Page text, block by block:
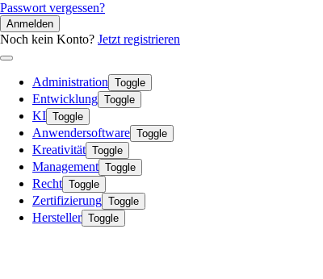
Passwort vergessen?
Anmelden
Noch kein Konto? Jetzt registrieren
Administration Toggle
Entwicklung Toggle
KI Toggle
Anwendersoftware Toggle
Kreativität Toggle
Management Toggle
Recht Toggle
Zertifizierung Toggle
Hersteller Toggle